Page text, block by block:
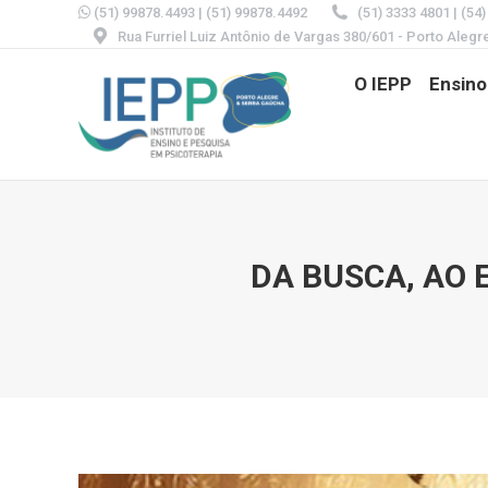
(51) 99878.4493 | (51) 99878.4492
(51) 3333 4801 |
Rua Furriel Luiz Antônio de Vargas 380/601 - Porto
O IEPP Ensino
DA BUSCA, AO